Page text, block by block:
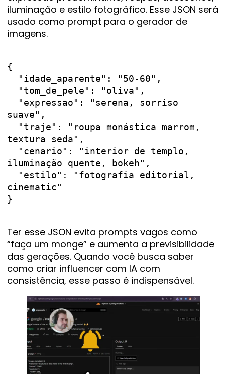
iluminação e estilo fotográfico. Esse JSON será
usado como prompt para o gerador de
imagens.
{
suave",
textura seda",
iluminação quente, bokeh",
cinematic"
}
Ter esse JSON evita prompts vagos como
“faça um monge” e aumenta a previsibilidade
das gerações. Quando você busca saber
como criar influencer com IA com
consistência, esse passo é indispensável.